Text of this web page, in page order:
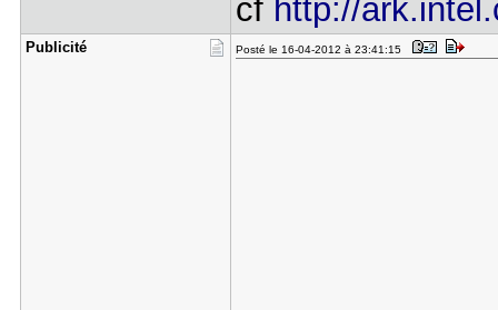
cf http://
Publicité Posté le 16-04-2012 à 23:41:15